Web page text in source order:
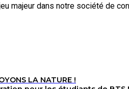
majeur dans notre société de
LA NATURE !